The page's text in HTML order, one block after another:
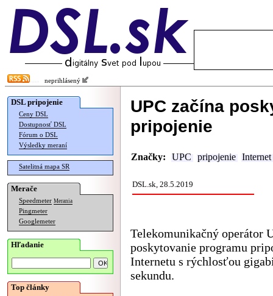
neprihlásený
DSL pripojenie
Ceny DSL
Dostupnosť DSL
Fórum o DSL
Výsledky meraní
Satelitná mapa SR
Merače
Speedmeter Merania
Pingmeter
Googlemeter
Hľadanie
Top články
UPC začína
pripojenie
Značky: UPC pripojenie Internet
DSL.sk, 28.5.2019
Telekomunikačný operátor
poskytovanie programu
Internetu s rýchlosťou
sekundu.